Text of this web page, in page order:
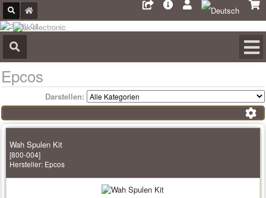
Epcos
Darstellen:
Wah Spulen Kit
[800-004]
Hersteller: Epcos